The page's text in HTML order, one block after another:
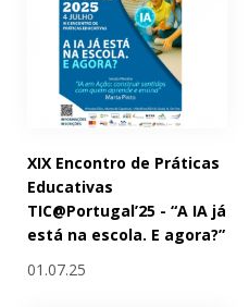
XIX Encontro de Práticas
Educativas
TIC@Portugal’25 - “A IA já
está na escola. E agora?”
01.07.25